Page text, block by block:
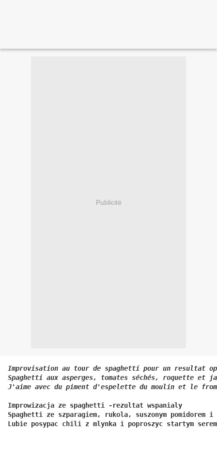
Publicité
Improvisation au tour de spaghetti pour un resultat
Spaghetti aux asperges, tomates séchés, roquette et
J'aime avec du piment d'espelette du moulin et le
Improwizacja ze spaghetti -rezultat wspanialy
Spaghetti ze szparagiem, rukola, suszonym pomidorem
Lubie posypac chili z mlynka i poproszyc startym